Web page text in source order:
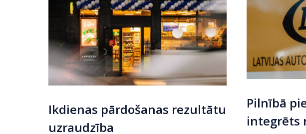
Ikdienas pārdošanas rezultātu
uzraudzība
Pilnībā
integrēts